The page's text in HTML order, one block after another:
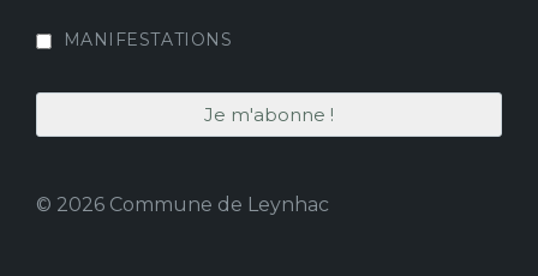
MANIFESTATIONS
© 2026 Commune de Leynhac